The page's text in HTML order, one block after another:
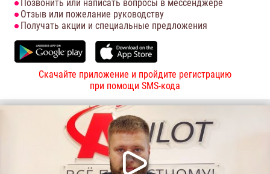
Позвонить или написать вопросы в мессенджере
Отзыв или пожелание руководству
Получать акции и специальные предложения
Скачайте приложение и пройдите регистрацию
при помощи SMS-кода